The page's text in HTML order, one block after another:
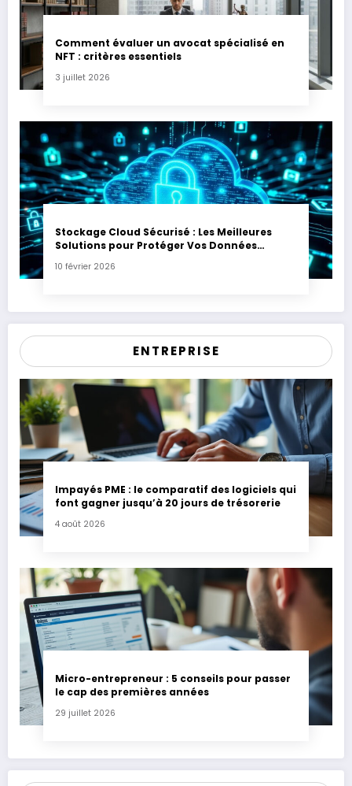
Comment évaluer un avocat spécialisé en
NFT : critères essentiels
3 juillet 2026
Stockage Cloud Sécurisé : Les Meilleures
Solutions pour Protéger Vos Données
10 février 2026
ENTREPRISE
Impayés PME : le comparatif des logiciels qui
font gagner jusqu’à 20 jours de trésorerie
4 août 2026
Micro-entrepreneur : 5 conseils pour passer
le cap des premières années
29 juillet 2026